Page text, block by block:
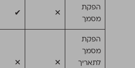
הפקת
מסמך
✕
✔
הפקת
מסמך
לתאריך
✕
✕